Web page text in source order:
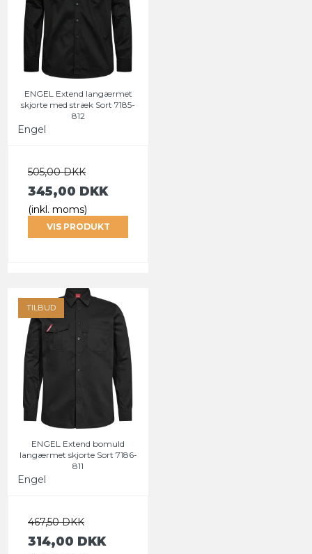
ENGEL Extend langærmet
skjorte med stræk Sort 7185-
812
Engel
505,00 DKK
345,00 DKK
(inkl. moms)
VIS PRODUKT
TILBUD
ENGEL Extend bomuld
langærmet skjorte Sort 7186-
811
Engel
467,50 DKK
314,00 DKK